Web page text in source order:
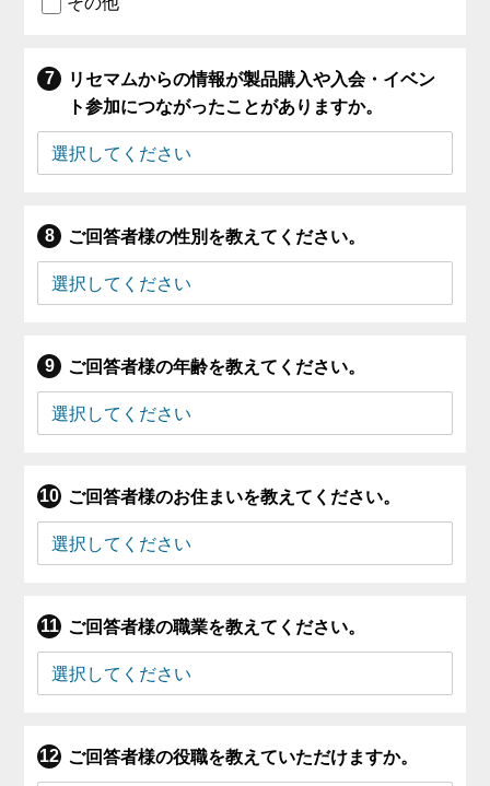
リセマムからの情報が製品購入や入会・イベン
ト参加につながったことがありますか。
ご回答者様の性別を教えてください。
ご回答者様の年齢を教えてください。
ご回答者様のお住まいを教えてください。
ご回答者様の職業を教えてください。
ご回答者様の役職を教えていただけますか。